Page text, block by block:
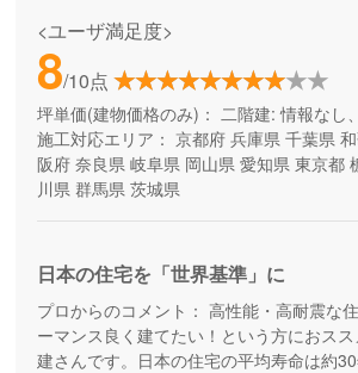
<ユーザ満足度>
8/10点
坪単価(建物価格のみ)： 二階建: 情報なし
施工対応エリア： 京都府 兵庫県 千葉県
阪府 奈良県 岐阜県 岡山県 愛知県 東京都
川県 群馬県 茨城県
日本の住宅を「世界基準」に
プロからのコメント： 高性能・高耐震な
ーマンス良く建てたい！という方におス
建さんです。日本の住宅の平均寿命は約